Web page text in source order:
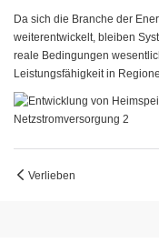
Da sich die Branche der
weiterentwickelt, bleiben
reale Bedingungen
Leistungsfähigkeit in
Verlieben